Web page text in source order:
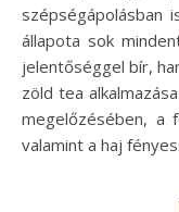
szépségápolásban
állapota sok
jelentőséggel bír,
zöld tea
megelőzésében, a
valamint a haj